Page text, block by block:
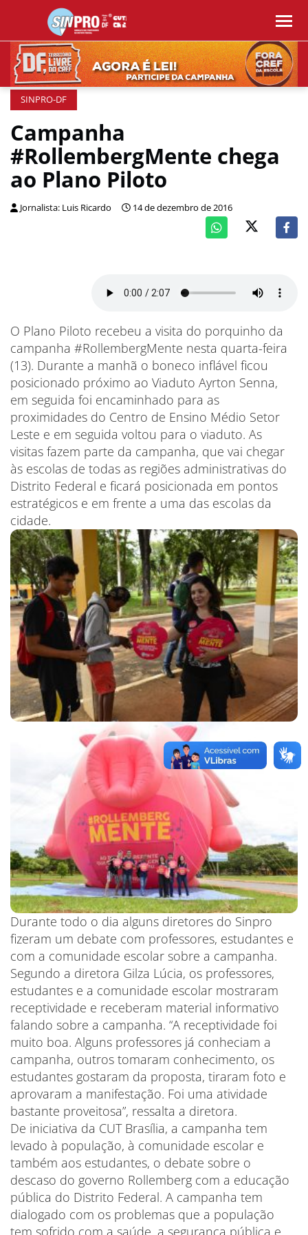
SINPRO-DF
Campanha
#RollembergMente chega
ao Plano Piloto
Jornalista: Luis Ricardo 14 de dezembro de 2016
O Plano Piloto recebeu a visita do porquinho da
campanha #RollembergMente nesta quarta-feira
(13). Durante a manhã o boneco inflável ficou
posicionado próximo ao Viaduto Ayrton Senna,
em seguida foi encaminhado para as
proximidades do Centro de Ensino Médio Setor
Leste e em seguida voltou para o viaduto. As
visitas fazem parte da campanha, que vai chegar
às escolas de todas as regiões administrativas do
Distrito Federal e ficará posicionada em pontos
estratégicos e em frente a uma das escolas da
cidade.
Durante todo o dia alguns diretores do Sinpro
fizeram um debate com professores, estudantes e
com a comunidade escolar sobre a campanha.
Segundo a diretora Gilza Lúcia, os professores,
estudantes e a comunidade escolar mostraram
receptividade e receberam material informativo
falando sobre a campanha. “A receptividade foi
muito boa. Alguns professores já conheciam a
campanha, outros tomaram conhecimento, os
estudantes gostaram da proposta, tiraram foto e
aprovaram a manifestação. Foi uma atividade
bastante proveitosa”, ressalta a diretora.
De iniciativa da CUT Brasília, a campanha tem
levado à população, à comunidade escolar e
também aos estudantes, o debate sobre o
descaso do governo Rollemberg com a educação
pública do Distrito Federal. A campanha tem
dialogado com os problemas que a população